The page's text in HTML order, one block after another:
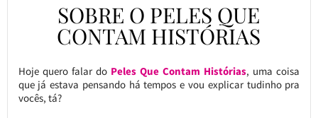
SOBRE O PELES QUE
CONTAM HISTÓRIAS
Hoje quero falar do Peles Que Contam Histórias, uma coisa
que já estava pensando há tempos e vou explicar tudinho pra
vocês, tá?